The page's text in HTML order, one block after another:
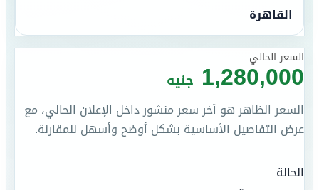
القاهرة
السعر الحالي
1,280,000 جنيه
السعر الظاهر هو آخر سعر منشور داخل الإعلان الحالي، مع
عرض التفاصيل الأساسية بشكل أوضح وأسهل للمقارنة.
الحالة